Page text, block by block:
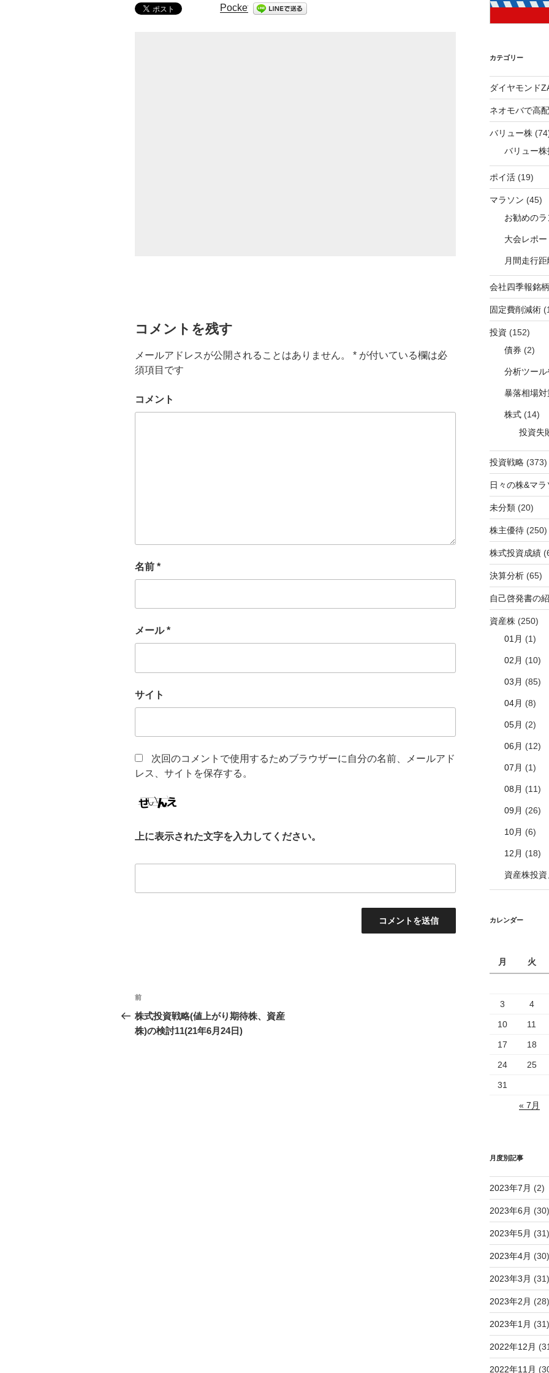
Pocket
コメントを残す
メールアドレスが公開されることはありません。 * が付いている欄は必
須項目です
コメント
名前 *
メール*
サイト
次回のコメントで使用するためブラウザーに自分の名前、メールアド
レス、サイトを保存する。
上に表示された文字を入力してください。
投
稿
ナ
前
の
投
前
株式投資戦略(値上がり期待株、資産
株)の検討11(21年6月24日)
カテゴリー
ダイヤモンド
ネオモバで高
バリュー株
バリュー
ポイ活(19)
マラソン (45)
お勧めの
大会レポー
月間走行距
会社四季報銘
固定費削減術
投資 (152)
債券 (2)
分析ツー
暴落相場対
株式(14)
投資失
投資戦略(373)
日々の株&マ
未分類(20)
株主優待(250)
株式投資成績
決算分析(65)
自己啓発書の
資産株(250)
01月 (1)
02月 (10)
03月 (85)
04月 (8)
05月 (2)
06月 (12)
07月 (1)
08月 (11)
09月 (26)
10月 (6)
12月 (18)
資産株投資
カレンダー
月
火
3 4
10 11
17 18
24 25
31
« 7月
月度別記事
2023年7月 (2)
2023年6月 (30)
2023年5月 (31)
2023年4月 (30)
2023年3月 (31)
2023年2月 (28)
2023年1月 (31)
2022年12月
2022年11月